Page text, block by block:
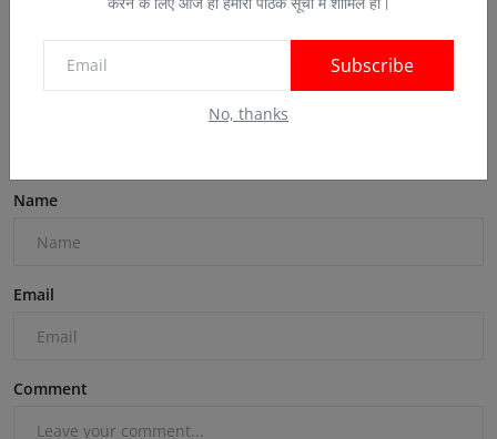
Subscribe
No, thanks
Name
Email
Comment